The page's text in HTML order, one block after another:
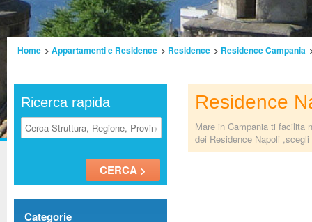
Home > Appartamenti e Residence > Residence > Residence Campania
Ricerca rapida
Categorie
Residence
Mare in Campania ti facilita
dei Residence Napoli